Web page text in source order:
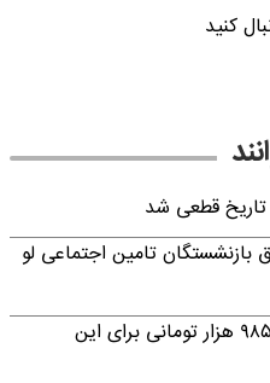
کنید
تاریخ قطعی شد
بازنشستگان تامین اجتماعی لو
خبر داغ از واریز یارانه ۲ میلیون و ۹۸۵ هزار تومانی برای این